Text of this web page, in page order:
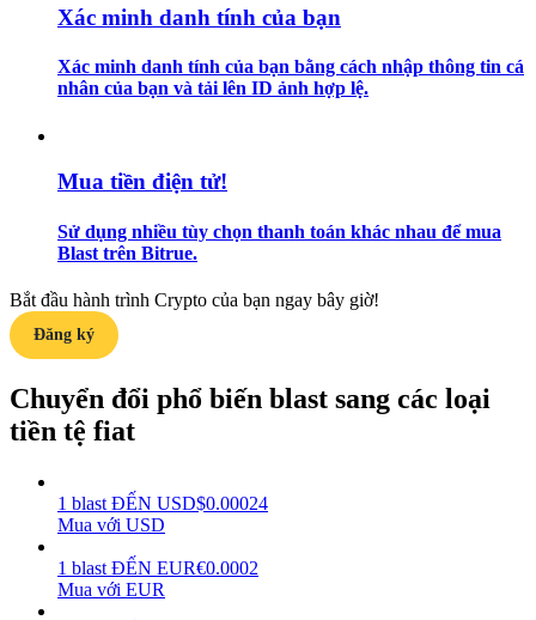
Chiến lược giao dịch
Earn
Power Piggy
Làm cho tài sản của bạn tăng giá trị đều đặn
Xác minh danh tính của bạn
Xác minh danh tính của bạn bằng cách nhập thông tin cá
nhân của bạn và tải lên ID ảnh hợp lệ.
Mua tiền điện tử!
Sử dụng nhiều tùy chọn thanh toán khác nhau để mua
Blast trên Bitrue.
Bắt đầu hành trình Crypto của bạn ngay bây giờ!
Đăng ký
Chuyển đổi phổ biến blast sang các loại
tiền tệ fiat
1 blast ĐẾN USD$0.00024
Mua với USD
1 blast ĐẾN EUR€0.0002
Mua với EUR